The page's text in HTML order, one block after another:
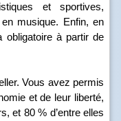
et sportives,
musique. Enfin, en
obligatoire à partir de
Vous avez permis
et de leur liberté,
et 80 % d’entre elles